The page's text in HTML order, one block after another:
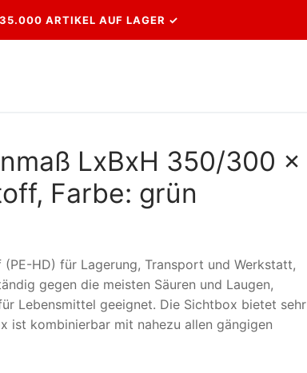
ARTIKEL AUF LAGER ✓
LxBxH 350/300 x
Farbe: grün
HD) für Lagerung, Transport und Werkstatt,
gegen die meisten Säuren und Laugen,
Lebensmittel geeignet. Die Sichtbox bietet sehr
ist kombinierbar mit nahezu allen gängigen